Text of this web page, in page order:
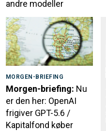
andre modeller
MORGEN-BRIEFING
Morgen-briefing: Nu
er den her: OpenAI
frigiver GPT-5.6 /
Kapitalfond køber